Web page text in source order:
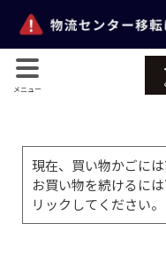
メニュー
現在、買い物かごに
お買い物を続けるに
リックしてください。